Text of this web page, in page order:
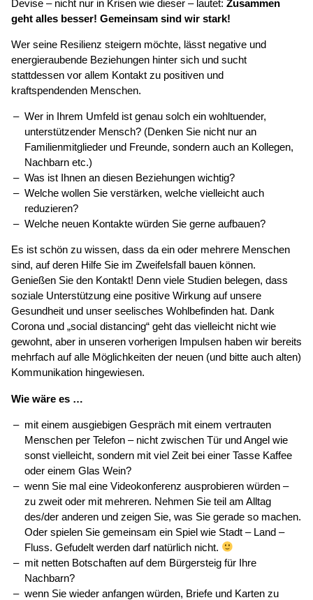
Devise – nicht nur in Krisen wie dieser – lautet: Zusammen
geht alles besser! Gemeinsam sind wir stark!
Wer seine Resilienz steigern möchte, lässt negative und
energieraubende Beziehungen hinter sich und sucht
stattdessen vor allem Kontakt zu positiven und
kraftspendenden Menschen.
Wer in Ihrem Umfeld ist genau solch ein wohltuender,
unterstützender Mensch? (Denken Sie nicht nur an
Familienmitglieder und Freunde, sondern auch an Kollegen,
Nachbarn etc.)
Was ist Ihnen an diesen Beziehungen wichtig?
Welche wollen Sie verstärken, welche vielleicht auch
reduzieren?
Welche neuen Kontakte würden Sie gerne aufbauen?
Es ist schön zu wissen, dass da ein oder mehrere Menschen
sind, auf deren Hilfe Sie im Zweifelsfall bauen können.
Genießen Sie den Kontakt! Denn viele Studien belegen, dass
soziale Unterstützung eine positive Wirkung auf unsere
Gesundheit und unser seelisches Wohlbefinden hat. Dank
Corona und „social distancing“ geht das vielleicht nicht wie
gewohnt, aber in unseren vorherigen Impulsen haben wir bereits
mehrfach auf alle Möglichkeiten der neuen (und bitte auch alten)
Kommunikation hingewiesen.
Wie wäre es …
mit einem ausgiebigen Gespräch mit einem vertrauten
Menschen per Telefon – nicht zwischen Tür und Angel wie
sonst vielleicht, sondern mit viel Zeit bei einer Tasse Kaffee
oder einem Glas Wein?
wenn Sie mal eine Videokonferenz ausprobieren würden –
zu zweit oder mit mehreren. Nehmen Sie teil am Alltag
des/der anderen und zeigen Sie, was Sie gerade so machen.
Oder spielen Sie gemeinsam ein Spiel wie Stadt – Land –
Fluss. Gefudelt werden darf natürlich nicht.
mit netten Botschaften auf dem Bürgersteig für Ihre
Nachbarn?
wenn Sie wieder anfangen würden, Briefe und Karten zu